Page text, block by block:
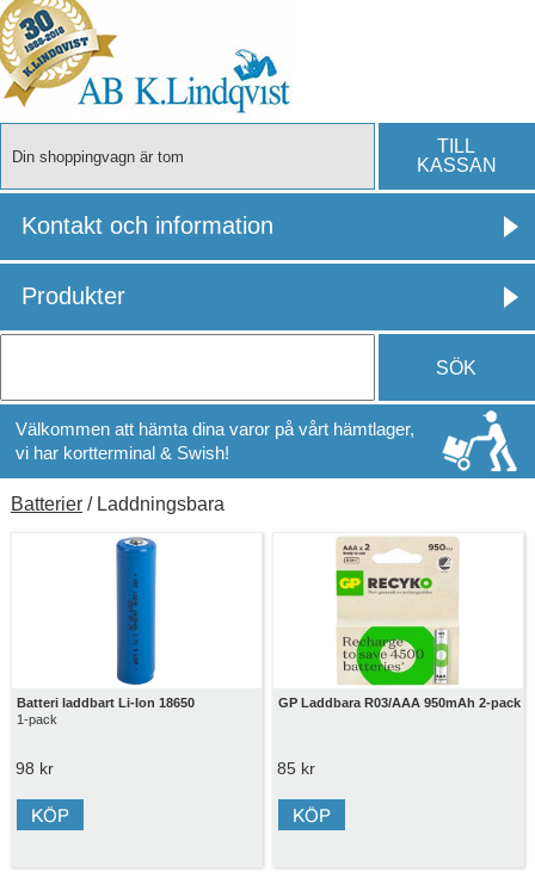
TILL
KASSAN
Din shoppingvagn är tom
Kontakt och information
SÖK
Välkommen att hämta dina varor på vårt hämtlager,
vi har kortterminal & Swish!
Produkter
Batterier/ Laddningsbara
Batteri laddbart Li-Ion 18650
1-pack
98 kr
GP Laddbara R03/AAA 950mAh 2-pack
85 kr